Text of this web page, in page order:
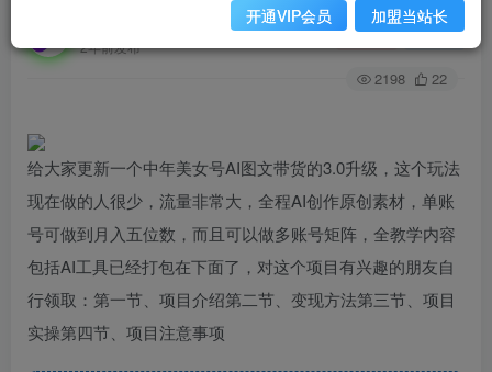
2年前发布
关注 私信
2198 22
给大家更新一个中年美女号AI图文带货的3.0升级，这个玩法
现在做的人很少，流量非常大，全程AI创作原创素材，单账
号可做到月入五位数，而且可以做多账号矩阵，全教学内容
包括AI工具已经打包在下面了，对这个项目有兴趣的朋友自
行领取：第一节、项目介绍第二节、变现方法第三节、项目
实操第四节、项目注意事项
开通VIP会员 加盟当站长